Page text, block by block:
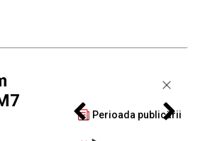
Perioada publicării